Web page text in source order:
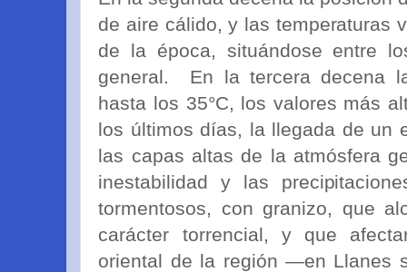
de aire cálido, y las temperaturas
de la época, situándose entre
general. En la tercera decena
hasta los 35°C, los valores más
los últimos días, la llegada de un
las capas altas de la atmósfera
inestabilidad y las
tormentosos, con granizo, que
carácter torrencial, y que
oriental de la región —en Llanes